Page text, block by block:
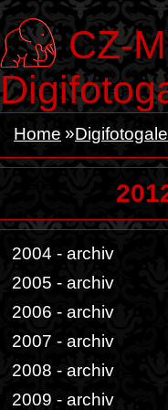
CZ-
Home
2004 - archiv
2005 - archiv
2006 - archiv
2007 - archiv
2008 - archiv
2009 - archiv